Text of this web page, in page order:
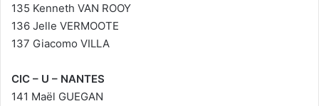
135 Kenneth VAN ROOY
136 Jelle VERMOOTE
137 Giacomo VILLA
CIC – U – NANTES
141 Maël GUEGAN